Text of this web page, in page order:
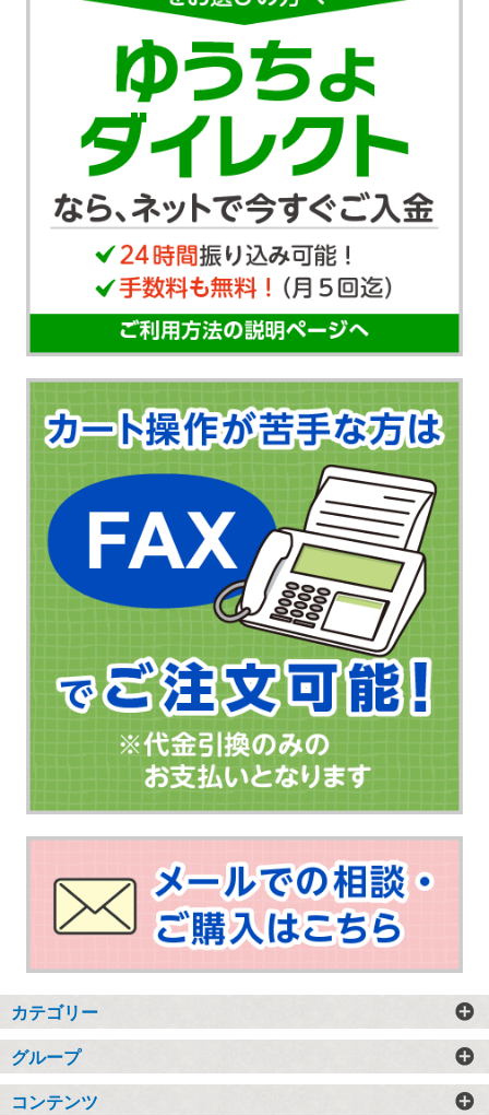
カテゴリー
グループ
コンテンツ